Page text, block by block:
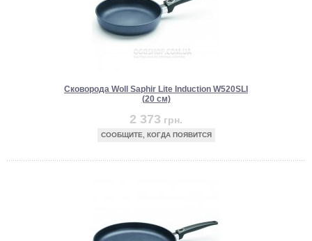
Сковорода Woll Saphir Lite Induction W520SLI
(20 см)
2 373 грн.
СООБЩИТЕ, КОГДА ПОЯВИТСЯ